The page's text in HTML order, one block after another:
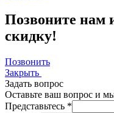
Позвоните нам
скидку!
Позвонить
Закрыть
Задать вопрос
Оставьте ваш вопрос и
Представьтесь *